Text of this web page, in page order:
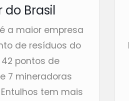
do Brasil
a maior empresa
de resíduos do
42 pontos de
7 mineradoras
tem mais